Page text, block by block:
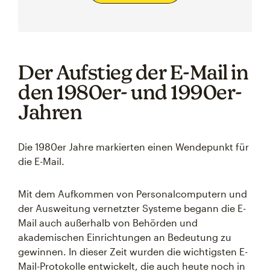
Der Aufstieg der E-Mail in
den 1980er- und 1990er-
Jahren
Die 1980er Jahre markierten einen Wendepunkt für
die E-Mail.
Mit dem Aufkommen von Personalcomputern und
der Ausweitung vernetzter Systeme begann die E-
Mail auch außerhalb von Behörden und
akademischen Einrichtungen an Bedeutung zu
gewinnen. In dieser Zeit wurden die wichtigsten E-
Mail-Protokolle entwickelt, die auch heute noch in